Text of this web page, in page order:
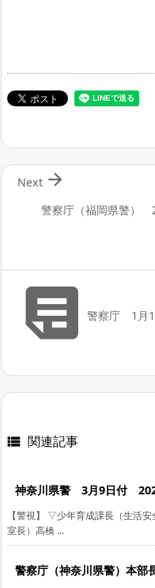
警察庁（福岡県警

Next
警察庁 1月
 関連記事
神奈川県警 3月9日付
【警視】 ▽少年育成課長（生活
室長）高橋 ...
警察庁（神奈川県警）本